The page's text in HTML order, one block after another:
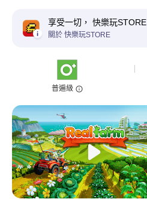
享受一切， 快樂玩STORE
關於 快樂玩STORE
普遍級